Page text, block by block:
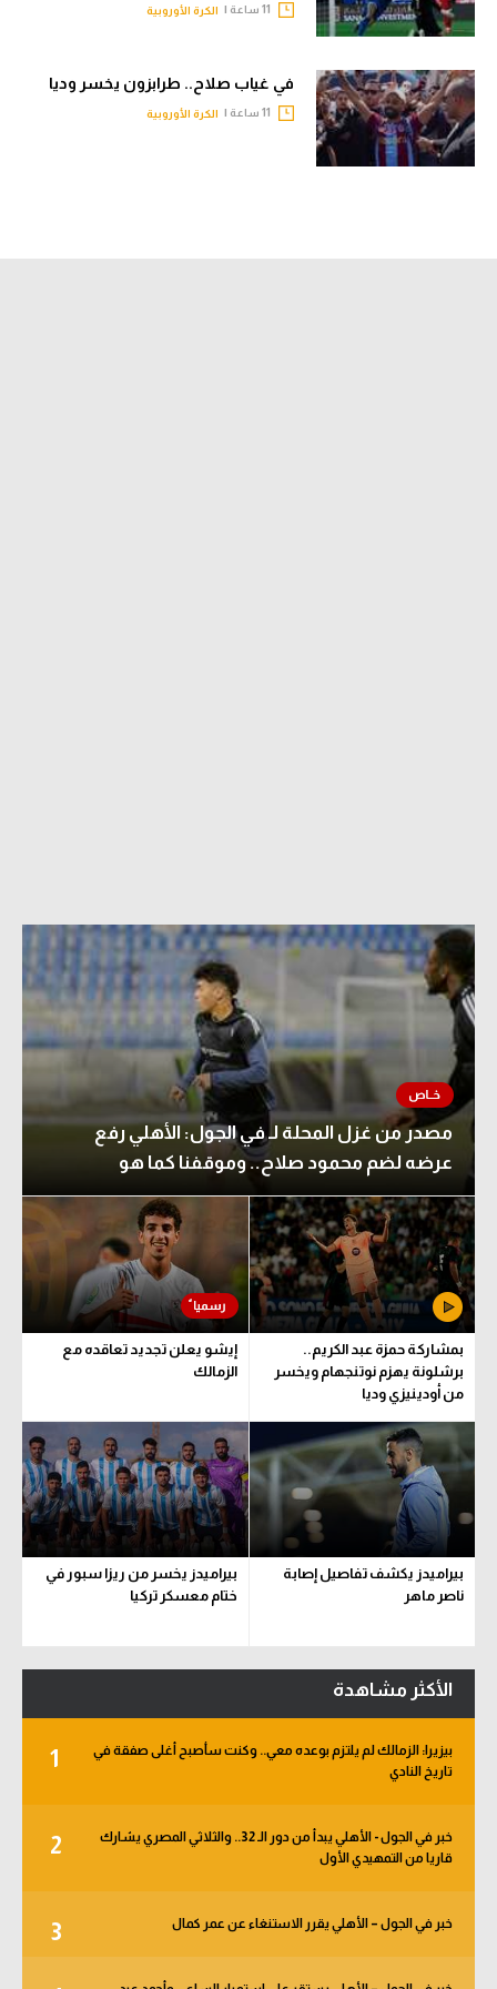
الكرة الأوروبية
في غياب صلاح.. طرابزون يخسر وديا
الكرة الأوروبية
مصدر من غزل المحلة لـ في الجول: الأهلي رفع
عرضه لضم محمود صلاح.. وموقفنا كما هو
بمشاركة حمزة عبد الكريم..
برشلونة يهزم نوتنجهام ويخسر
من أودينيزي وديا
إيشو يعلن تجديد تعاقده مع
الزمالك
بيراميدز يكشف تفاصيل إصابة
ناصر ماهر
بيراميدز يخسر من ريزا سبور في
ختام معسكر تركيا
الأكثر مشاهدة
1
بيزيرا: الزمالك لم يلتزم بوعده معي.. وكنت سأصبح أغلى صفقة في
تاريخ النادي
2
خبر في الجول - الأهلي يبدأ من دور الـ 32.. والثلاثي المصري يشارك
قاريا من التمهيدي الأول
3 خبر في الجول – الأهلي يقرر الاستنغاء عن عمر كمال